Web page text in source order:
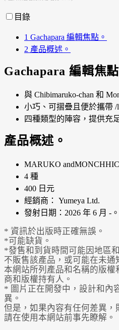
目錄
1 Gachapara 編輯焦點。
2 產品概述。
Gachapara 編輯焦點
與 Chibimaruko-chan 和
小巧、可摺疊且便於攜帶 /
四種類型的陣容，提供充
產品概述。
MARUKO
4 種
400 日元
經銷商： Yumeya Ltd.
發射日期：2026 年 6 月 -。
* 資訊於出版時正確無誤。
*可能缺貨。
*發售和到貨時間可能因地區
不販售該產品，或可能在未通
本網站所列產品和名稱的版
商和版權持有人。
* 圖片正在開發中，設計和內
異。
但是，如果內容有任何差異，
請在使用本網站前事先瞭解。